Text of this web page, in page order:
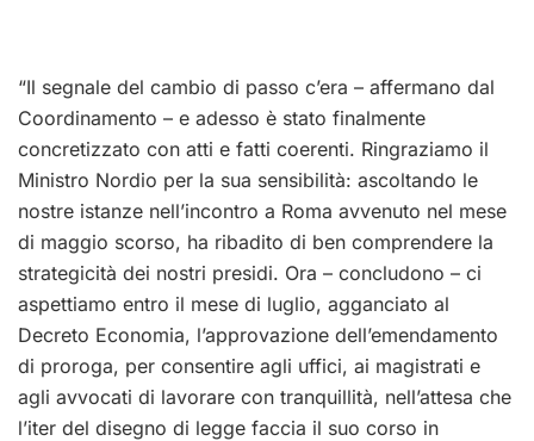
“Il segnale del cambio di passo c’era – affermano dal
Coordinamento – e adesso è stato finalmente
concretizzato con atti e fatti coerenti. Ringraziamo il
Ministro Nordio per la sua sensibilità: ascoltando le
nostre istanze nell’incontro a Roma avvenuto nel mese
di maggio scorso, ha ribadito di ben comprendere la
strategicità dei nostri presidi. Ora – concludono – ci
aspettiamo entro il mese di luglio, agganciato al
Decreto Economia, l’approvazione dell’emendamento
di proroga, per consentire agli uffici, ai magistrati e
agli avvocati di lavorare con tranquillità, nell’attesa che
l’iter del disegno di legge faccia il suo corso in